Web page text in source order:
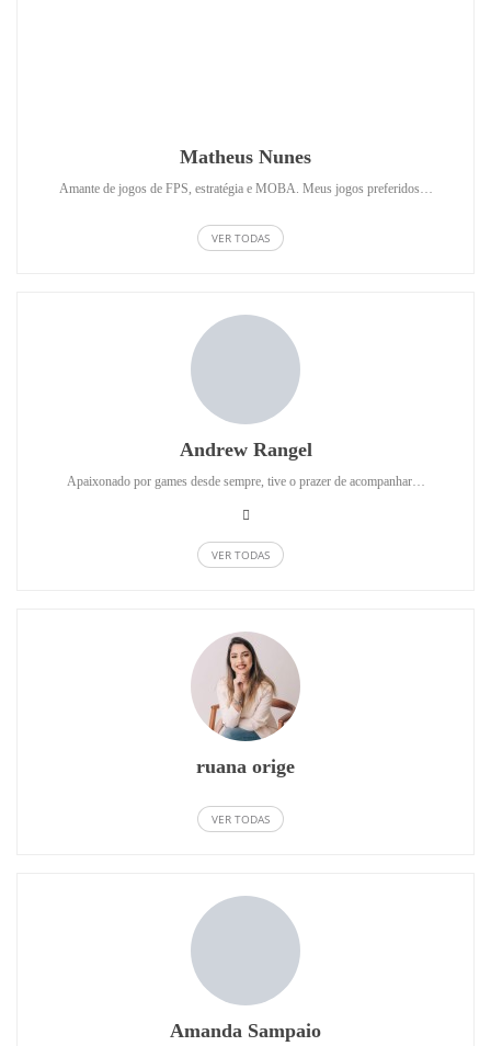
Matheus Nunes
Amante de jogos de FPS, estratégia e MOBA. Meus jogos preferidos…
VER TODAS
Andrew Rangel
Apaixonado por games desde sempre, tive o prazer de acompanhar…
VER TODAS
ruana orige
VER TODAS
Amanda Sampaio